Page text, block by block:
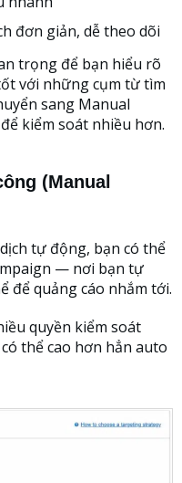
đơn giản, dễ theo dõi
trọng để bạn hiểu rõ
với những cụm từ tìm
sang Manual
kiểm soát nhiều hơn.
(Manual
tự động, bạn có thể
— nơi bạn tự
để quảng cáo nhắm tới.
quyền kiểm soát
thể cao hơn hẳn auto